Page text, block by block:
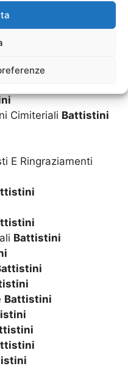
Dal Comune
Cimiteriali Battistini
E Ringraziamenti
Battistini
Battistini